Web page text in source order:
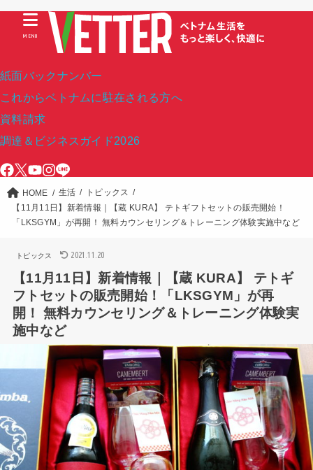
紙面バックナンバー
これからベトナムに駐在される方へ
資料請求
調達＆ビジネスガイド2026
MENU
HOME 生活
トピックス
【11月11日】新着情報｜【蔵 KURA】 テトギフトセットの販売開始！
「LKSGYM」が再開！ 無料カウンセリング＆トレーニング体験実施中など
トピックス 2021.11.20
【11月11日】新着情報｜【蔵 KURA】 テトギ
フトセットの販売開始！「LKSGYM」が再
開！ 無料カウンセリング＆トレーニング体験実
施中など